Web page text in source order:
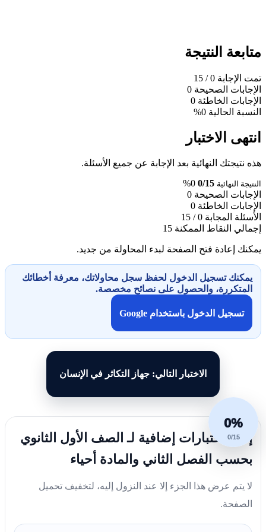
متابعة النتيجة
تمت الإجابة 0
/ 15
الإجابات الصحيحة 0
الإجابات الخاطئة 0
النسبة الحالية 0%
انتهى الاختبار
هذه نتيجتك النهائية بعد الإجابة عن جميع الأسئلة.
النتيجة النهائية 0/15
0%
الإجابات الصحيحة 0
الإجابات الخاطئة 0
الأسئلة المجابة 0 / 15
إجمالي النقاط الممكنة 15
يمكنك إعادة فتح الصفحة لبدء المحاولة من جديد.
يمكنك تسجيل الدخول لحفظ سجل محاولاتك، معرفة أخطائك
المتكررة، والحصول على نصائح مخصصة.
تسجيل الدخول باستخدام Google
الاختبار التالي: جهاز التكاثر في الإنسان
0%
0/15
إليك اختبارات إضافية لـ الصف الأول الثانوي
بحسب الفصل الثاني والمادة أحياء
لا يتم عرض هذا الجزء إلا عند النزول إليه، لتخفيف تحميل
الصفحة.